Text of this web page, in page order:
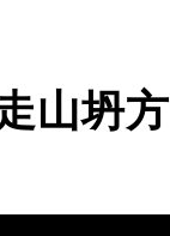
山坍方